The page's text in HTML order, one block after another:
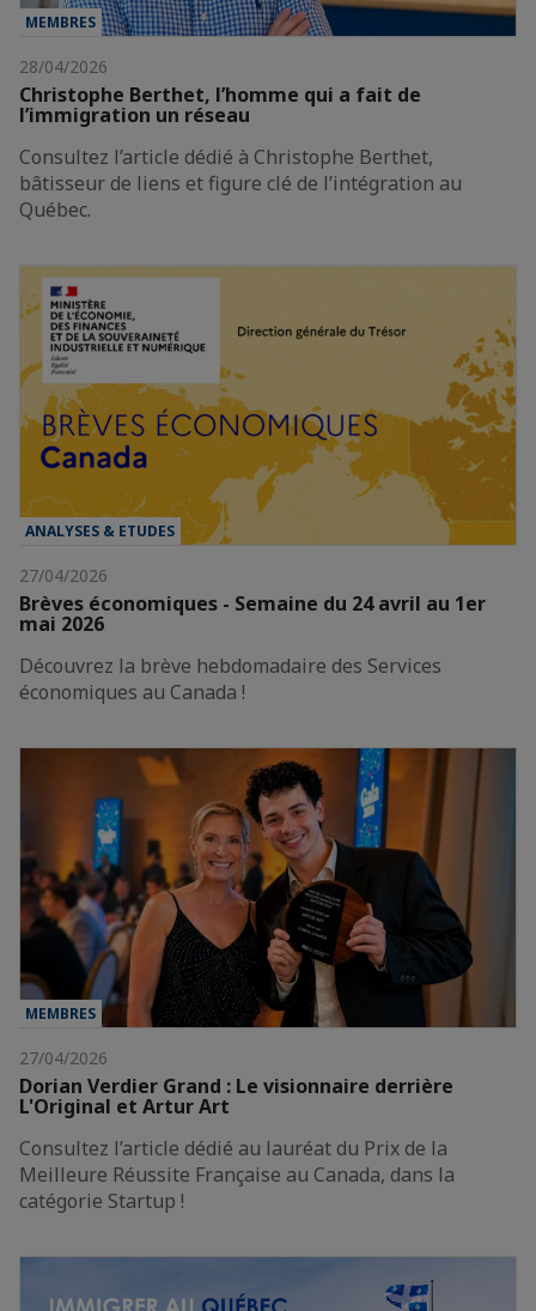
MEMBRES
28/04/2026
Christophe Berthet, l’homme qui a fait de
l’immigration un réseau
Consultez l’article dédié à Christophe Berthet,
bâtisseur de liens et figure clé de l’intégration au
Québec.
ANALYSES & ETUDES
27/04/2026
Brèves économiques - Semaine du 24 avril au 1er
mai 2026
Découvrez la brève hebdomadaire des Services
économiques au Canada !
MEMBRES
27/04/2026
Dorian Verdier Grand : Le visionnaire derrière
L'Original et Artur Art
Consultez l’article dédié au lauréat du Prix de la
Meilleure Réussite Française au Canada, dans la
catégorie Startup !